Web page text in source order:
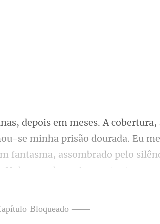
ha prisão dourada. Eu
fantasma, assombrado pelo
Bloqueado ——